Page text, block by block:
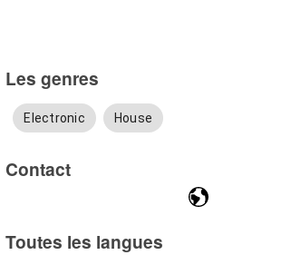
Les genres
Electronic House
Contact
Toutes les langues